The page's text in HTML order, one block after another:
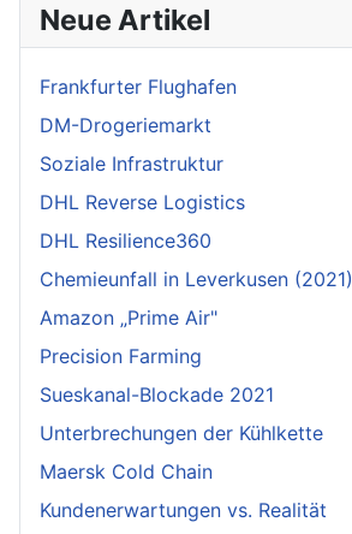
Neue Artikel
Frankfurter Flughafen
DM-Drogeriemarkt
Soziale Infrastruktur
DHL Reverse Logistics
DHL Resilience360
Chemieunfall in Leverkusen (2021)
Amazon „Prime Air"
Precision Farming
Sueskanal-Blockade 2021
Unterbrechungen der Kühlkette
Maersk Cold Chain
Kundenerwartungen vs. Realität